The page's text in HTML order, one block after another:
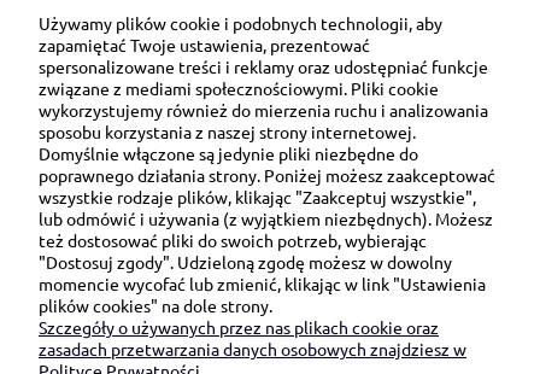
Ul. Brukowa 6/8 lok. 57/58
91-341 Łódź
NIP: 6751510615
SKONTAKTUJ SIĘ Z NAMI:
sklep@be-happygifts.com
+48 690 172 872
Używamy plików cookie i podobnych technologii, aby
zapamiętać Twoje ustawienia, prezentować
spersonalizowane treści i reklamy oraz udostępniać funkcje
związane z mediami społecznościowymi. Pliki cookie
wykorzystujemy również do mierzenia ruchu i analizowania
sposobu korzystania z naszej strony internetowej.
Domyślnie włączone są jedynie pliki niezbędne do
poprawnego działania strony. Poniżej możesz zaakceptować
wszystkie rodzaje plików, klikając "Zaakceptuj wszystkie",
lub odmówić i używania (z wyjątkiem niezbędnych). Możesz
też dostosować pliki do swoich potrzeb, wybierając
"Dostosuj zgody". Udzieloną zgodę możesz w dowolny
momencie wycofać lub zmienić, klikając w link "Ustawienia
plików cookies" na dole strony.
Szczegóły o używanych przez nas plikach cookie oraz
zasadach przetwarzania danych osobowych znajdziesz w